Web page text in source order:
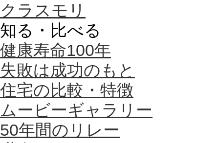
クラスモリ
知る・比べる
健康寿命100年
失敗は成功のもと
住宅の比較・特徴
ムービーギャラリー
50年間のリレー